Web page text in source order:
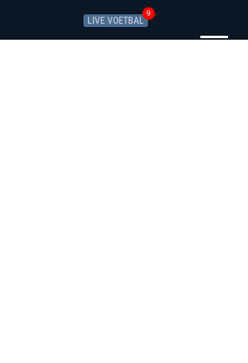
LIVE VOETBAL
9